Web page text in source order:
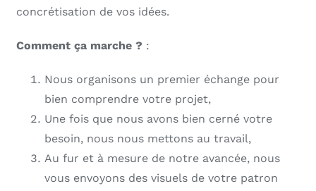
concrétisation de vos idées.
Comment ça marche ? :
Nous organisons un premier échange pour
bien comprendre votre projet,
Une fois que nous avons bien cerné votre
besoin, nous nous mettons au travail,
Au fur et à mesure de notre avancée, nous
vous envoyons des visuels de votre patron